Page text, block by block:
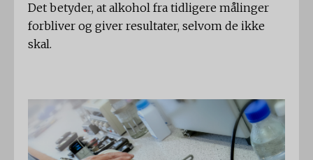
Det betyder, at alkohol fra tidligere målinger
forbliver og giver resultater, selvom de ikke
skal.